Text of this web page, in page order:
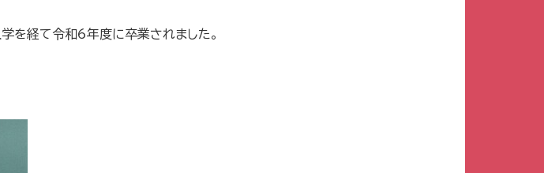
を経て令和6年度に卒業されました。